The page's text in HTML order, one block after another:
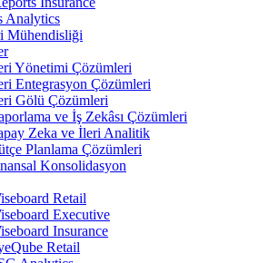
Analytics
Mühendisliği
Yönetimi Çözümleri
Entegrasyon Çözümleri
Gölü Çözümleri
ve İş Zekâsı Çözümleri
Zeka ve İleri Analitik
Planlama Çözümleri
Konsolidasyon
Retail
Executive
Insurance
Retail